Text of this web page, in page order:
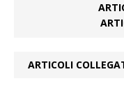
ARTICOLI